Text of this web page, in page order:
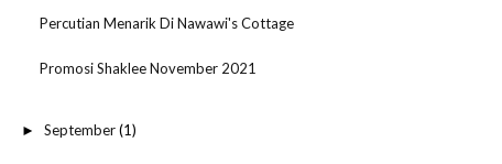
Percutian Menarik Di Nawawi's Cottage
Promosi Shaklee November 2021
► September(1)